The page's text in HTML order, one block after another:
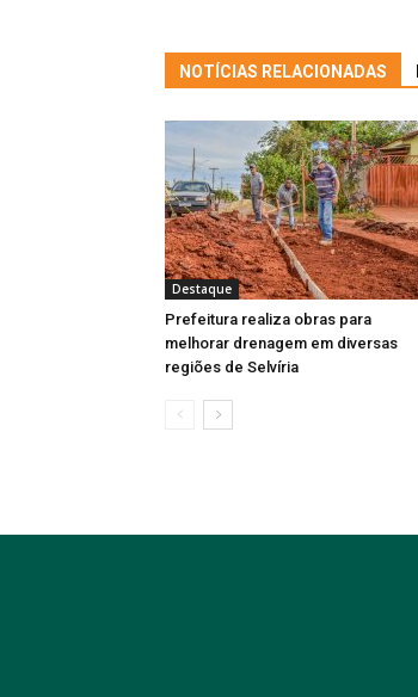
NOTÍCIAS RELACIONADAS
Destaque
Prefeitura realiza obras para
melhorar drenagem em diversas
regiões de Selvíria